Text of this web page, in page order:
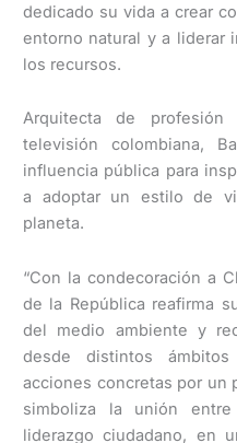
dedicado su vida a crear
entorno natural y a liderar
los recursos.
Arquitecta de
televisión colombiana,
influencia pública para
a adoptar un estilo de
planeta.
“Con la condecoración a
de la República reafirma
del medio ambiente y
desde distintos
acciones concretas por un
simboliza la unión
liderazgo ciudadano, en